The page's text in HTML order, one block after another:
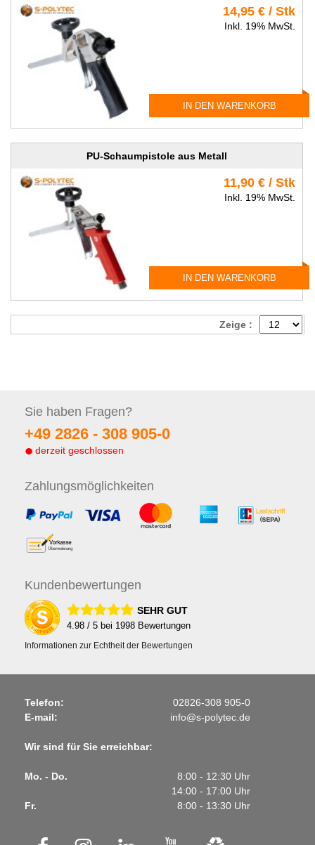
14,95 € / Stk
Inkl. 19% MwSt.
IN DEN WARENKORB
PU-Schaumpistole aus Metall
11,90 € / Stk
Inkl. 19% MwSt.
IN DEN WARENKORB
Zeige :
Sie haben Fragen?
+49 2826 - 308 905-0
derzeit geschlossen
Zahlungsmöglichkeiten
Kundenbewertungen
SEHR GUT
4.98 / 5 bei 1998 Bewertungen
Informationen zur Echtheit der Bewertungen
Telefon:
02826-308 905-0
E-mail:
info@s-polytec.de
Wir sind für Sie erreichbar:
Mo. - Do.
8:00 - 12:30 Uhr
14:00 - 17:00 Uhr
Fr.
8:00 - 13:30 Uhr